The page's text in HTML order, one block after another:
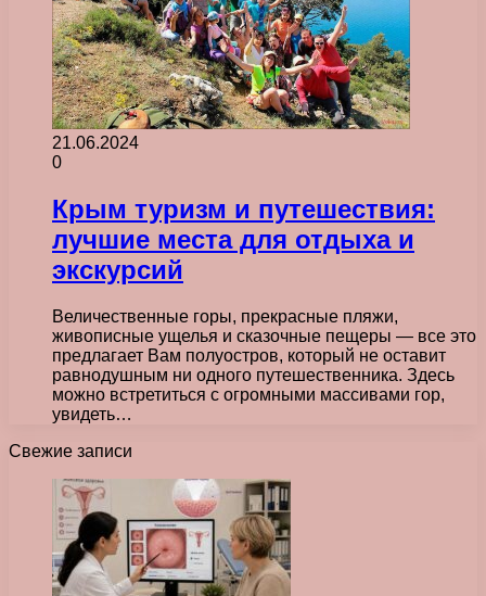
21.06.2024
0
Крым туризм и путешествия:
лучшие места для отдыха и
экскурсий
Величественные горы, прекрасные пляжи,
живописные ущелья и сказочные пещеры — все это
предлагает Вам полуостров, который не оставит
равнодушным ни одного путешественника. Здесь
можно встретиться с огромными массивами гор,
увидеть…
Свежие записи